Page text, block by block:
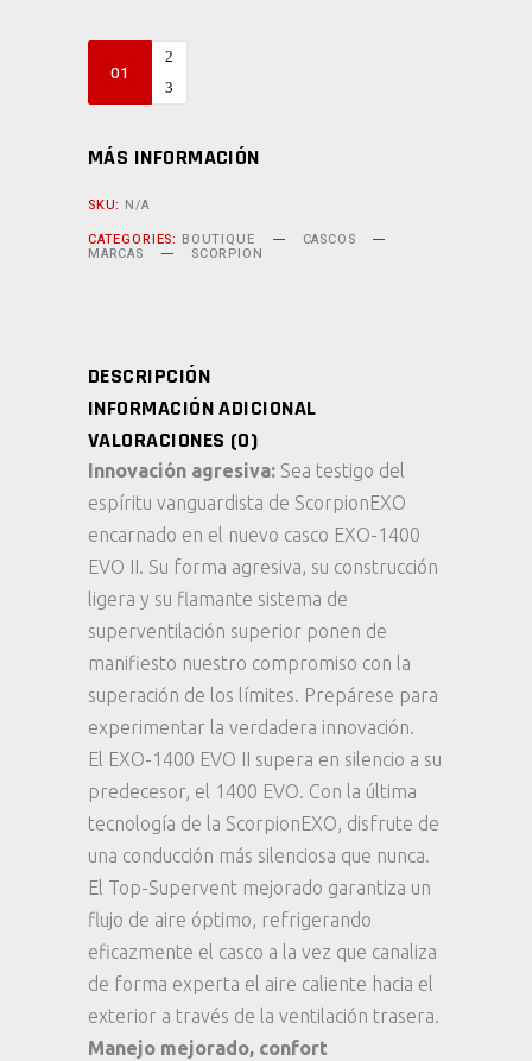
SCORPION
EVO
AIR
LUMA
MÁS INFORMACIÓN
SKU: N/A
CATEGORIES: BOUTIQUE CASCOS
MARCAS SCORPION
DESCRIPCIÓN
INFORMACIÓN ADICIONAL
VALORACIONES (0)
Innovación agresiva: Sea testigo del
espíritu vanguardista de ScorpionEXO
encarnado en el nuevo casco EXO-1400
EVO II. Su forma agresiva, su construcción
ligera y su flamante sistema de
superventilación superior ponen de
manifiesto nuestro compromiso con la
superación de los límites. Prepárese para
experimentar la verdadera innovación.
El EXO-1400 EVO II supera en silencio a su
predecesor, el 1400 EVO. Con la última
tecnología de la ScorpionEXO, disfrute de
una conducción más silenciosa que nunca.
El Top-Supervent mejorado garantiza un
flujo de aire óptimo, refrigerando
eficazmente el casco a la vez que canaliza
de forma experta el aire caliente hacia el
exterior a través de la ventilación trasera.
Manejo mejorado, confort